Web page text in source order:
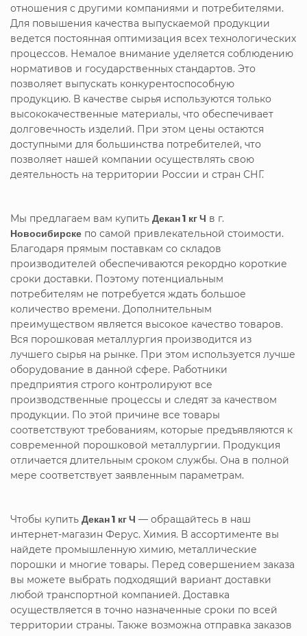
отношения с другими компаниями и потребителями.
Для повышения качества выпускаемой продукции
ведется постоянная оптимизация всех технологических
процессов. Немалое внимание уделяется соблюдению
нормативов и государственных стандартов. Это
позволяет выпускать конкурентоспособную
продукцию. В качестве сырья используются только
высококачественные материалы, что обеспечивает
долговечность изделий. При этом цены остаются
доступными для большинства потребителей, что
позволяет нашей компании осуществлять свою
деятельность на территории России и стран СНГ.
Мы предлагаем вам купить Декан 1 кг Ч в г.
Новосибирске по самой привлекательной стоимости.
Благодаря прямым поставкам со складов
производителей обеспечиваются рекордно короткие
сроки доставки. Поэтому потенциальным
потребителям не потребуется ждать большое
количество времени. Дополнительным
преимуществом является высокое качество товаров.
Вся порошковая металлургия производится из
лучшего сырья на рынке. При этом используется лучше
оборудование в данной сфере. Работники
предприятия строго контролируют все
производственные процессы и следят за качеством
продукции. По этой причине все товары
соответствуют требованиям, которые предъявляются к
современной порошковой металлургии. Продукция
отличается длительным сроком службы. Она в полной
мере соответствует заявленным параметрам.
Чтобы купить Декан 1 кг Ч — обращайтесь в наш
интернет-магазин Ферус. Химия. В ассортименте вы
найдете промышленную химию, металлические
порошки и многие товары. Перед совершением заказа
вы можете выбрать подходящий вариант доставки
любой транспортной компанией. Доставка
осуществляется в точно назначенные сроки по всей
территории страны. Также возможна отправка заказов